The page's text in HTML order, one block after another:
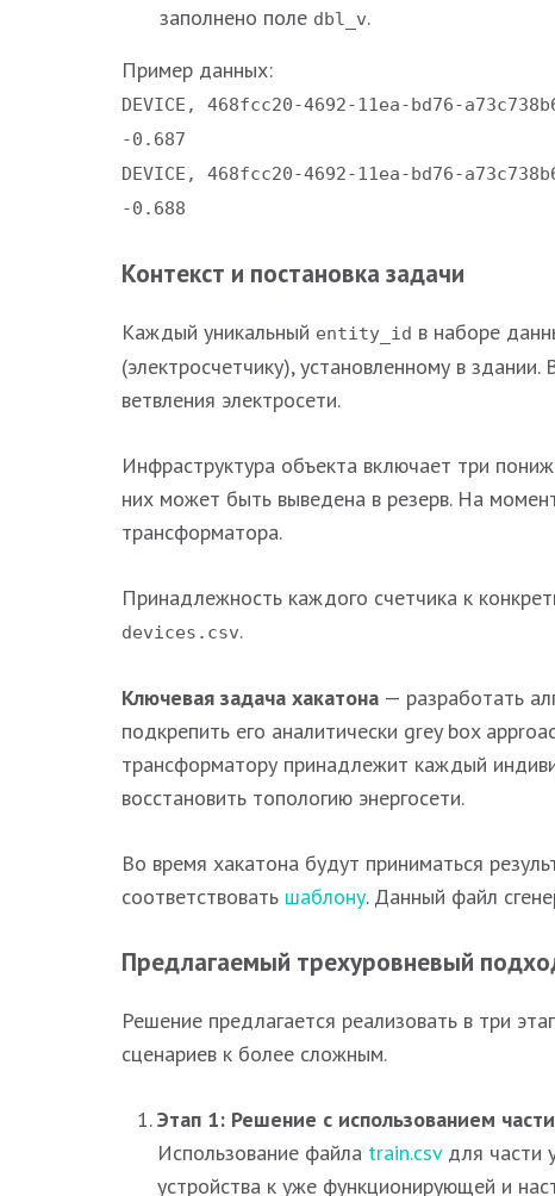
заполнено поле dbl_v.
Пример данных:
DEVICE, 468fcc20-4692-11ea-bd76-
-0.687
DEVICE, 468fcc20-4692-11ea-bd76-
-0.688
Контекст и постановка задачи
Каждый уникальный entity_id в наборе
(электросчетчику), установленному в
ветвления электросети.
Инфраструктура объекта включает три
них может быть выведена в резерв. На
трансформатора.
Принадлежность каждого счетчика к
devices.csv.
Ключевая задача хакатона — разработать
подкрепить его аналитически grey box
трансформатору принадлежит каждый
восстановить топологию энергосети.
Во время хакатона будут приниматься
соответствовать шаблону. Данный файл
Предлагаемый трехуровневый
Решение предлагается реализовать в три
сценариев к более сложным.
Этап 1: Решение с использованием
Использование файла train.csvдля части
устройства к уже функционирующей и